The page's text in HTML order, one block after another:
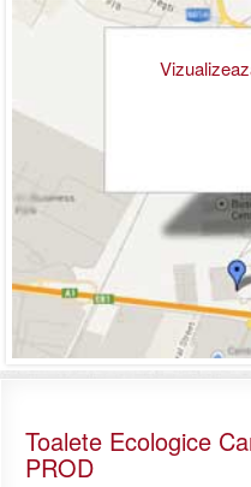
Toalete Ecologice
PROD